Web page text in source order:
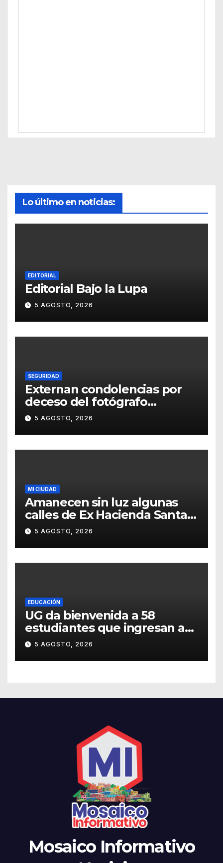
Lo último en noticias:
EDITORIAL
Editorial Bajo la Lupa
5 AGOSTO, 2026
SEGURIDAD
Externan condolencias por
deceso del fotógrafo
Emmanuel Montero
5 AGOSTO, 2026
MI CIUDAD
Amanecen sin luz algunas
calles de Ex Hacienda Santa
Teresa
5 AGOSTO, 2026
EDUCACIÓN
UG da bienvenida a 58
estudiantes que ingresan a
través de los programas de
equidad
5 AGOSTO, 2026
Mosaico Informativo